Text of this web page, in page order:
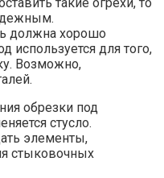
должна хорошо
используется для того,
Возможно,
обрезки под
стусло.
элементы,
стыковочных